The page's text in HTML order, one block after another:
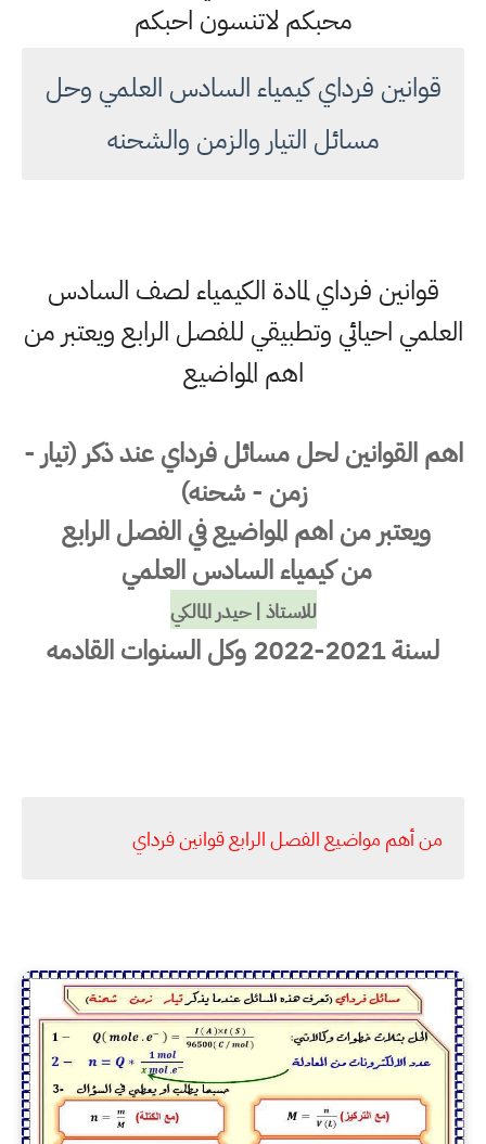
محبكم لاتنسون احبكم
قوانين فرداي كيمياء السادس العلمي وحل
مسائل التيار والزمن والشحنه
قوانين فرداي لمادة الكيمياء لصف السادس
العلمي احيائي وتطبيقي للفصل الرابع ويعتبر من
اهم المواضيع
اهم القوانين لحل مسائل فرداي عند ذكر (تيار -
زمن - شحنه)
ويعتبر من اهم المواضيع في الفصل الرابع
من كيمياء السادس العلمي
للاستاذ | حيدر المالكي
لسنة 2021-2022 وكل السنوات القادمه
من أهم مواضيع الفصل الرابع قوانين فرداي